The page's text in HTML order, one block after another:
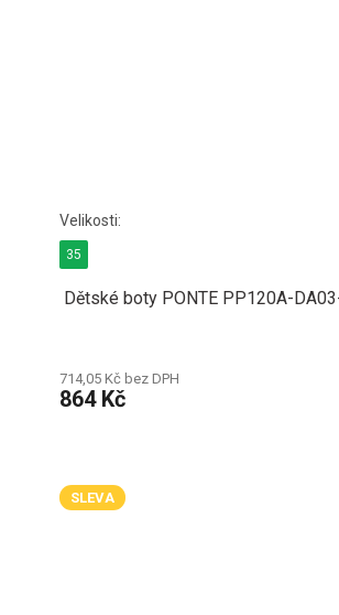
Dětské boty PONTE PP120A-
714,05 Kč bez DPH
864 Kč
35
SLEVA